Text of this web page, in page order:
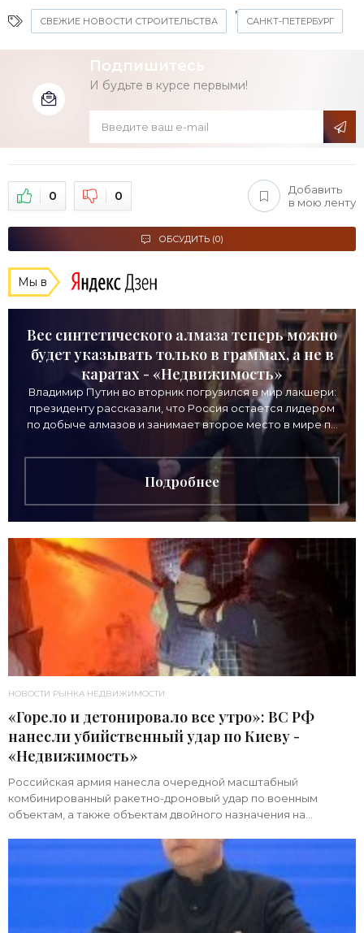
СВЕЖИЕ НОВОСТИ СТРОИТЕЛЬСТВА
,
САНКТ-ПЕТЕРБУРГ
Подпишитесь
И будьте в курсе первыми!
0 0
Добавить
в мою ленту
ОБСУДИТЬ (0)
Мы в
Вес синтетического алмаза теперь можно
будет указывать только в граммах, а не в
каратах - «Недвижимость»
Владимир Путин во вторник погрузился в мир лакшери:
президенту рассказали, что Россия остается лидером
по добыче алмазов и занимает второе место в мире по
Подробнее
НОВОСТИ РЫНКА НЕДВИЖИМОСТИ
«Горело и детонировало все утро»: ВС РФ
нанесли убийственный удар по Киеву -
«Недвижимость»
Российская армия нанесла очередной масштабный
комбинированный ракетно-дроновый удар по военным
объектам, а также объектам двойного назначения на